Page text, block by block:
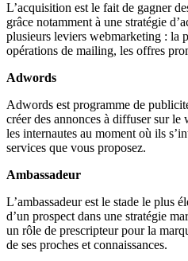
L’acquisition est le fait de gagner
grâce notamment à une stratégie
plusieurs leviers webmarketing : la
opérations de mailing, les offres
Adwords
Adwords est programme de
créer des annonces à diffuser sur
les internautes au moment où ils
services que vous proposez.
Ambassadeur
L’ambassadeur est le stade le plus
d’un prospect dans une stratégie
un rôle de prescripteur pour la
de ses proches et connaissances.